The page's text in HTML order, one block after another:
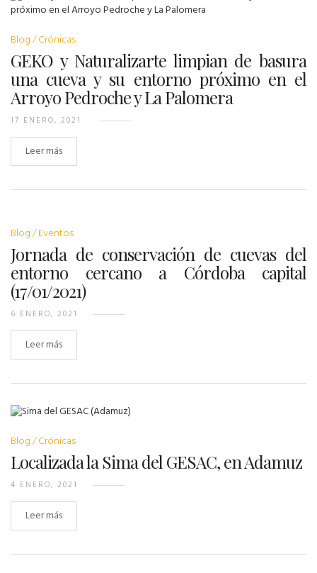
Blog Crónicas
GEKO y Naturalizarte limpian de basura
una cueva y su entorno próximo en el
Arroyo Pedroche y La Palomera
17 ENERO, 2021
Leer más
Blog Eventos
Jornada de conservación de cuevas del
entorno cercano a Córdoba capital
(17/01/2021)
6 ENERO, 2021
Leer más
Blog Crónicas
Localizada la Sima del GESAC, en Adamuz
4 ENERO, 2021
Leer más